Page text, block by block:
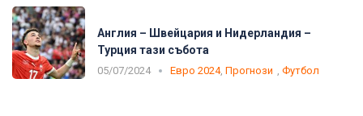
Англия – Швейцария и Нидерландия –
Турция тази събота
05/07/2024 Евро 2024, Прогнози Футбол